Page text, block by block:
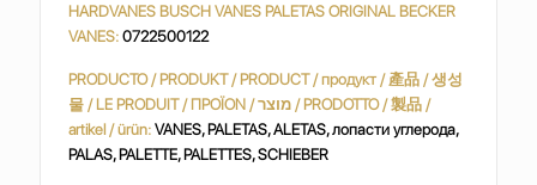
HARDVANES BUSCH VANES PALETAS ORIGINAL BECKER
VANES: 0722500122
PRODUCTO / PRODUKT / PRODUCT / продукт / 產品 / 생성
물 / LE PRODUIT / ΠΡΟΪΟΝ / מוצר / PRODOTTO / 製品 /
artikel / ürün:VANES, PALETAS, ALETAS, лопасти углерода,
PALAS, PALETTE, PALETTES, SCHIEBER